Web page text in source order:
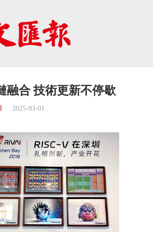
融合 技術更新不停歇
2025-03-01